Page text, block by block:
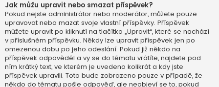
Jak můžu upravit nebo smazat příspěvek?
Pokud nejste administrátor nebo moderátor, můžete pouze
upravovat nebo mazat svoje vlastní příspěvky. Příspěvek
můžete upravit po kliknutí na tlačítko „Upravit“, které se nachází
v příslušném příspěvku. Někdy lze upravit příspěvek jen po
omezenou dobu po jeho odeslání. Pokud již někdo na
příspěvek odpověděl a vy se do tématu vrátíte, najdete pod
ním krátký text, ve kterém je uvedeno kolikrát a kdy jste
příspěvek upravili. Toto bude zobrazeno pouze v případě, že
někdo do tématu pošle odpověď, ale neobjeví se to, pokud